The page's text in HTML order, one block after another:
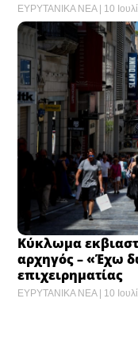
ΕΥΡΥΤΑΝΙΚΑ ΝΕΑ 10
Κύκλωμα
αρχηγός – «Έχω
επιχειρηματίας
ΕΥΡΥΤΑΝΙΚΑ ΝΕΑ 10